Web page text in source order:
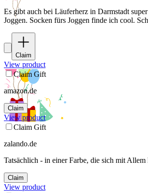
Es gibt auch bei Läuferherz in Darmstadt
Joggen. Socken fürs Joggen finde ich cool.
Claim
View product
Claim Gift
amazon.de
Claim
View product
Claim Gift
zalando.de
Tatsächlich - in einer Farbe, die sich mit Allem
Claim
View product